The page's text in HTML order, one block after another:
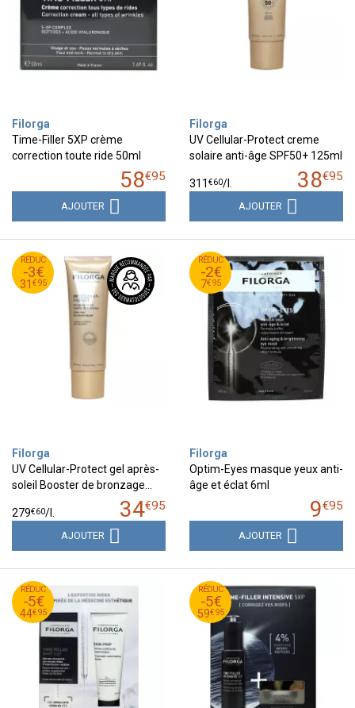
Filorga
Time-Filler 5XP crème
correction toute ride 50ml
58€95
AJOUTER
Filorga
UV Cellular-Protect creme
solaire anti-âge SPF50+ 125ml
38€95
311 €60/l.
AJOUTER
RÉDUC
-3€
31 €95
34
€
95
31
€
95
Filorga
UV Cellular-Protect gel après-
soleil Booster de bronzage…
34€95
279€60/l.
AJOUTER
RÉDUC
-2€
7€95
9
€
95
7
€
95
Filorga
Optim-Eyes masque yeux anti-
âge et éclat 6ml
9€95
AJOUTER
RÉDUC
-5€
44€95
49
€
95
44
€
95
RÉDUC
-5€
59€95
64
€
95
59
€
95